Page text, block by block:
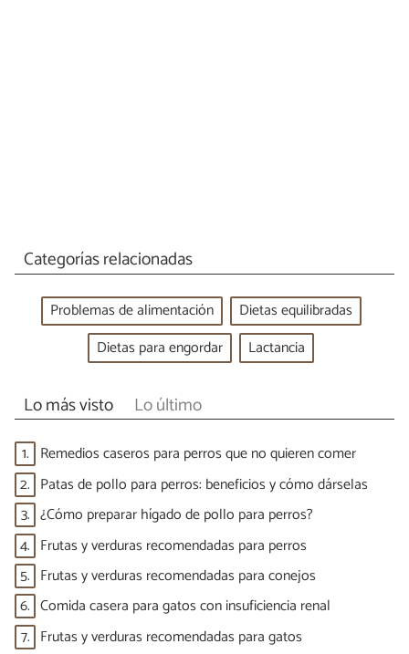
Categorías relacionadas
Problemas de alimentación
Dietas equilibradas
Dietas para engordar
Lactancia
Lo más visto Lo último
1. Remedios caseros para perros que no quieren comer
2. Patas de pollo para perros: beneficios y cómo dárselas
3. ¿Cómo preparar hígado de pollo para perros?
4. Frutas y verduras recomendadas para perros
5. Frutas y verduras recomendadas para conejos
6. Comida casera para gatos con insuficiencia renal
7. Frutas y verduras recomendadas para gatos